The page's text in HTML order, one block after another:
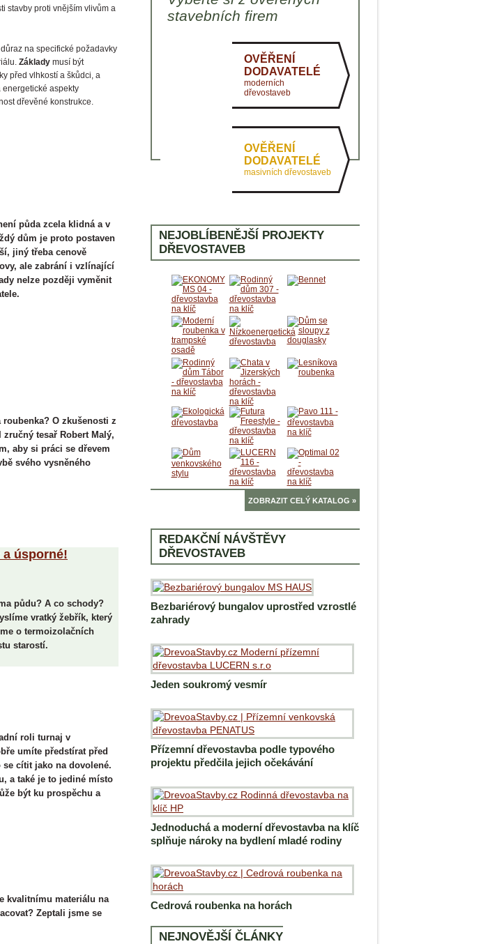
LITERATURA
AKTUÁLNĚ
ČASTÉ DOTAZY
ZDRAVÉ BYDLENÍ
VYCHÁZÍ 4. ÚNORA 2025
stavby proti vnějším vlivům a
na specifické požadavky
Základy musí být
před vlhkostí a škůdci, a
aspekty
dřevěné konstrukce.
půda zcela klidná a v
dům je proto postaven
jiný třeba cenově
ale zabrání i vzlínající
nelze později vyměnit
O zkušenosti z
tesař Robert Malý,
aby si práci se dřevem
svého vysněného
úsporné!
půdu? A co schody?
vratký žebřík, který
o termoizolačních
starostí.
roli turnaj v
umíte předstírat před
se cítit jako na dovolené.
a také je to jediné místo
být ku prospěchu a
kvalitnímu materiálu na
Zeptali jsme se
stavebních firem
OVĚŘENÍ
DODAVATELÉ
moderních
dřevostaveb
OVĚŘENÍ
DODAVATELÉ
masivních dřevostaveb
NEJOBLÍBENĚJŠÍ PROJEKTY
DŘEVOSTAVEB
ZOBRAZIT CELÝ KATALOG »
REDAKČNÍ NÁVŠTĚVY
DŘEVOSTAVEB
Bezbariérový bungalov uprostřed vzrostlé
zahrady
Jeden soukromý vesmír
Přízemní dřevostavba podle typového
projektu předčila jejich očekávání
Jednoduchá a moderní dřevostavba na klíč
splňuje nároky na bydlení mladé rodiny
Cedrová roubenka na horách
NEJNOVĚJŠÍ ČLÁNKY